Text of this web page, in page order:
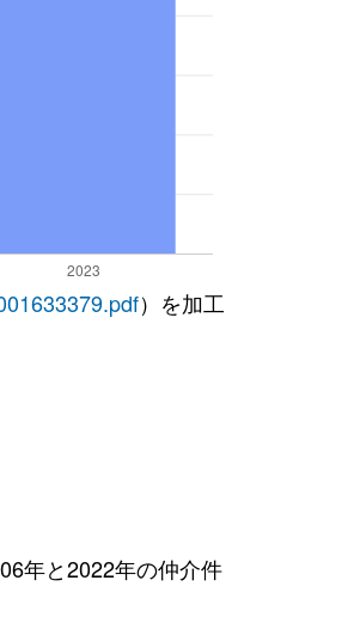
）を加工
年と2022年の仲介件